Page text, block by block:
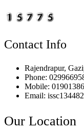
Contact Info
Rajendrapur,
Phone:
Mobile:
Email:
Our Location